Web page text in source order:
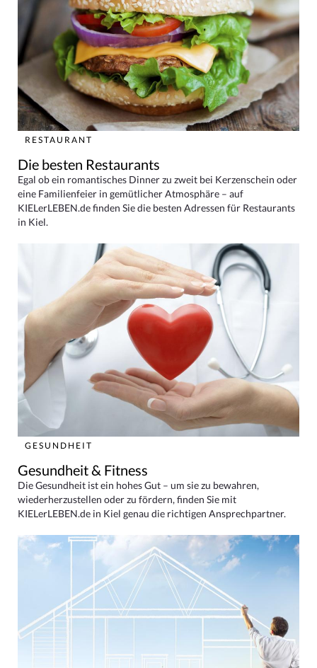
RESTAURANT
Die besten Restaurants
Egal ob ein romantisches Dinner zu zweit bei Kerzenschein oder
eine Familienfeier in gemütlicher Atmosphäre – auf
KIELerLEBEN.de finden Sie die besten Adressen für Restaurants
in Kiel.
GESUNDHEIT
Gesundheit & Fitness
Die Gesundheit ist ein hohes Gut – um sie zu bewahren,
wiederherzustellen oder zu fördern, finden Sie mit
KIELerLEBEN.de in Kiel genau die richtigen Ansprechpartner.